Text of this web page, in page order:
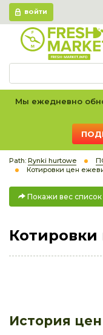
ВОЙТИ
Мы ежедневно
Path: Rynki hurtowe
Котировки цен
Покажи вес список
История цен